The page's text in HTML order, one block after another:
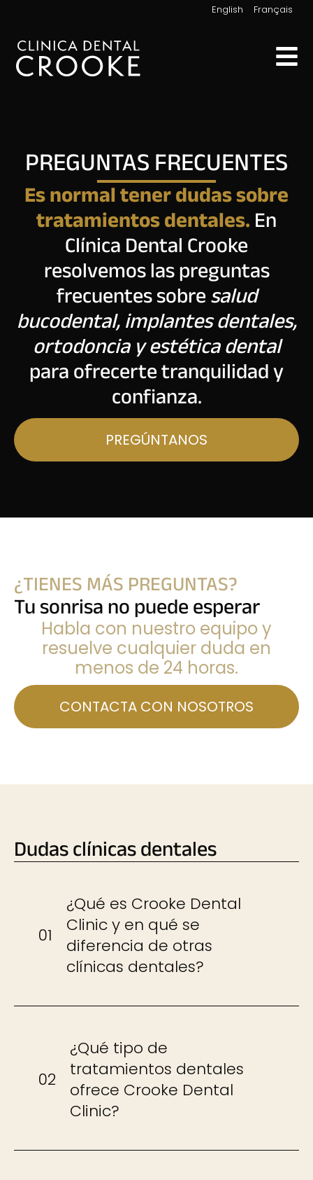
English Français
PREGUNTAS FRECUENTES
Es normal tener dudas sobre
tratamientos dentales.En
Clínica Dental Crooke
resolvemos las preguntas
frecuentes sobresalud
bucodental, implantes dentales,
ortodoncia y estética dental
para ofrecerte tranquilidad y
confianza.
PREGÚNTANOS
¿TIENES MÁS PREGUNTAS?
Tu sonrisa no puede esperar
Habla con nuestro equipo y
resuelve cualquier duda en
menos de 24 horas.
CONTACTA CON NOSOTROS
Dudas clínicas dentales
01
¿Qué es Crooke Dental
Clinic y en qué se
diferencia de otras
clínicas dentales?
02
¿Qué tipo de
tratamientos dentales
ofrece Crooke Dental
Clinic?